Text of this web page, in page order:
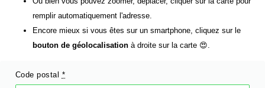
remplir automatiquement l'adresse.
Encore mieux si vous êtes sur un smartphone, cliquez sur le
bouton de géolocalisation à droite sur la carte 😍.
Code postal *